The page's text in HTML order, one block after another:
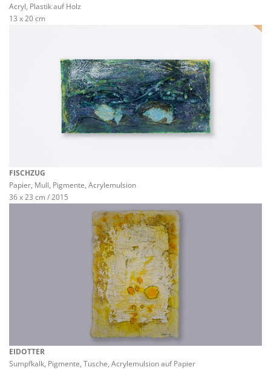
Acryl, Plastik auf Holz
13 x 20 cm
FISCHZUG
Papier, Mull, Pigmente, Acrylemulsion
36 x 23 cm / 2015
EIDOTTER
Sumpfkalk, Pigmente, Tusche, Acrylemulsion auf Papier